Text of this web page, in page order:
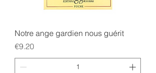
Notre ange gardien nous guérit
Price
€9.20